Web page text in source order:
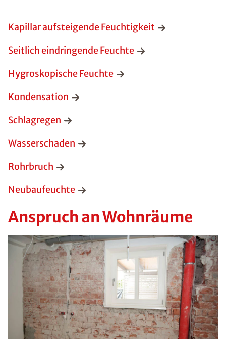
Kapillar aufsteigende Feuchtigkeit
Seitlich eindringende Feuchte
Hygroskopische Feuchte
Kondensation
Schlagregen
Wasserschaden
Rohrbruch
Neubaufeuchte
Anspruch an Wohnräume